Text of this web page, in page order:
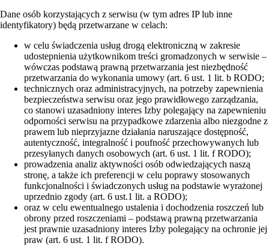
Dane osób korzystających z serwisu (w tym adres IP lub inne
identyfikatory) będą przetwarzane w celach:
w celu świadczenia usług drogą elektroniczną w zakresie
udostepnienia użytkownikom treści gromadzonych w serwisie –
wówczas podstawą prawną przetwarzania jest niezbędność
przetwarzania do wykonania umowy (art. 6 ust. 1 lit. b RODO;
technicznych oraz administracyjnych, na potrzeby zapewnienia
bezpieczeństwa serwisu oraz jego prawidłowego zarządzania,
co stanowi uzasadniony interes Izby polegający na zapewnieniu
odporności serwisu na przypadkowe zdarzenia albo niezgodne z
prawem lub nieprzyjazne działania naruszające dostępność,
autentyczność, integralność i poufność przechowywanych lub
przesyłanych danych osobowych (art. 6 ust. 1 lit. f RODO);
prowadzenia analiz aktywności osób odwiedzających naszą
stronę, a także ich preferencji w celu poprawy stosowanych
funkcjonalności i świadczonych usług na podstawie wyrażonej
uprzednio zgody (art. 6 ust.1 lit. a RODO);
oraz w celu ewentualnego ustalenia i dochodzenia roszczeń lub
obrony przed roszczeniami – podstawą prawną przetwarzania
jest prawnie uzasadniony interes Izby polegający na ochronie jej
praw (art. 6 ust. 1 lit. f RODO).